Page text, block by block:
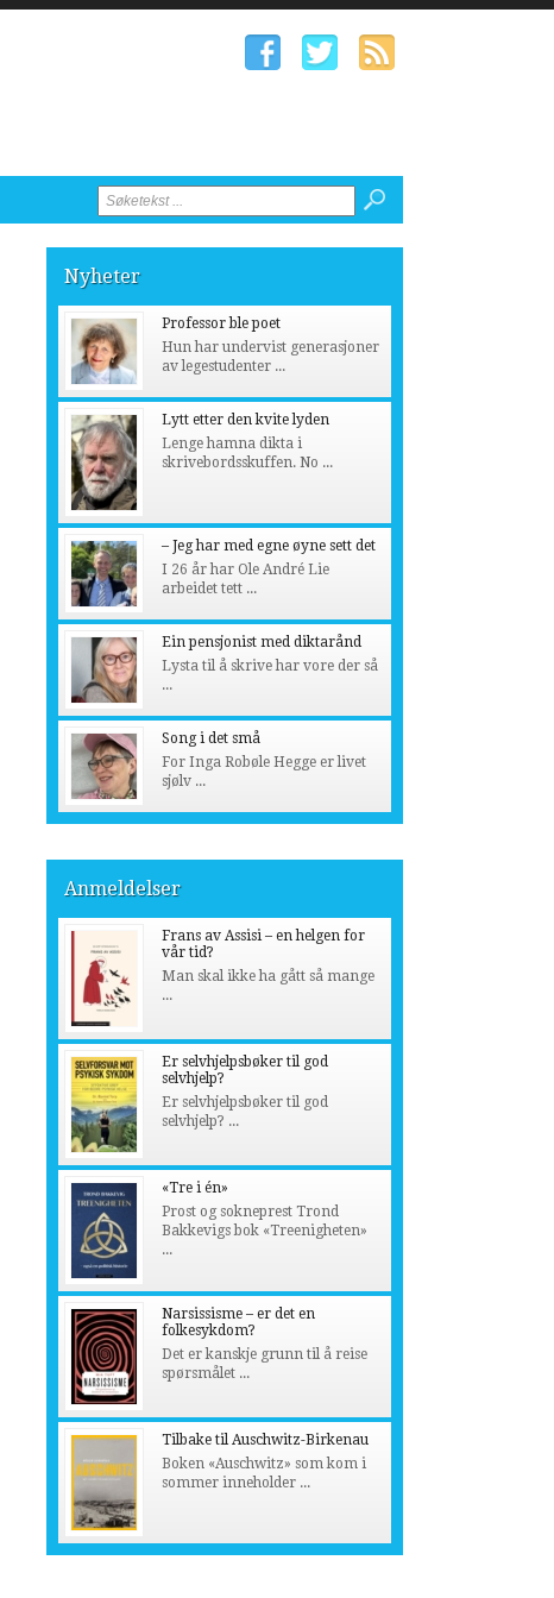
Nyheter
Professor ble poet
Hun har undervist generasjoner
av legestudenter ...
Lytt etter den kvite lyden
Lenge hamna dikta i
skrivebordsskuffen. No ...
– Jeg har med egne øyne sett det
I 26 år har Ole André Lie
arbeidet tett ...
Ein pensjonist med diktarånd
Lysta til å skrive har vore der så
...
Song i det små
For Inga Robøle Hegge er livet
sjølv ...
Anmeldelser
Frans av Assisi – en helgen for
vår tid?
Man skal ikke ha gått så mange
...
Er selvhjelpsbøker til god
selvhjelp?
Er selvhjelpsbøker til god
selvhjelp? ...
«Tre i én»
Prost og sokneprest Trond
Bakkevigs bok «Treenigheten»
...
Narsissisme – er det en
folkesykdom?
Det er kanskje grunn til å reise
spørsmålet ...
Tilbake til Auschwitz-Birkenau
Boken «Auschwitz» som kom i
sommer inneholder ...